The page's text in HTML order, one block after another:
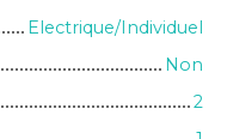
Electrique/Individuel
Non
2